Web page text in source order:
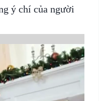
ý chí của người